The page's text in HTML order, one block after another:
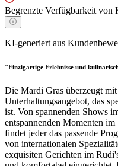
Begrenzte Verfügbarkeit von
KI-generiert aus
"Einzigartige Erlebnisse und
Die Mardi Gras überzeugt
Unterhaltungsangebot, das
ist. Von spannenden Shows
entspannenden Momenten
findet jeder das passende
von internationalen
exquisiten Gerichten im